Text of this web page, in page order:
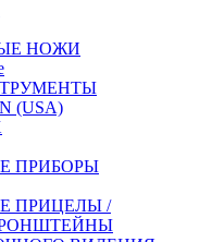
НОЖИ
(USA)
ПРИБОРЫ
ПРИЦЕЛЫ /